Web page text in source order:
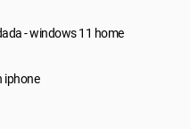
- windows 11 home
iphone